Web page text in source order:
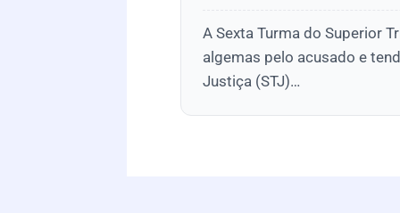
A Sexta Turma do Superior
algemas pelo acusado e
Justiça (STJ)…